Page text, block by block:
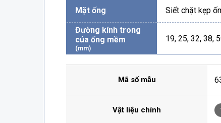
Mặt ống Siết chặt kẹp
Đường kính trong
của ống mềm
(mm)
19, 25, 32, 38,
Mã số mẫu
Vật liệu chính